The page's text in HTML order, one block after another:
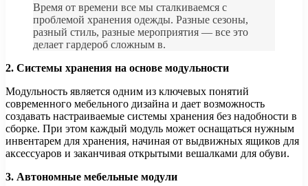
Время от времени все мы сталкиваемся с
проблемой хранения одежды. Разные сезоны,
разный стиль, разные мероприятия — все это
делает гардероб сложным в.
2. Системы хранения на основе модульности
Модульность является одним из ключевых понятий
современного мебельного дизайна и дает возможность
создавать настраиваемые системы хранения без надобности в
сборке. При этом каждый модуль может оснащаться нужным
инвентарем для хранения, начиная от выдвижных ящиков для
аксессуаров и заканчивая открытыми вешалками для обуви.
3. Автономные мебельные модули